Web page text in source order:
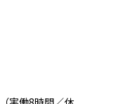
務・人間関係・
係性を構築。
業は月9時間ほど
ャット相談も実
ライフイベント